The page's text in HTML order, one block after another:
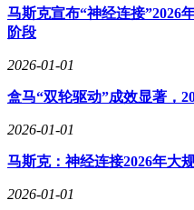
马斯克宣布“神经连接”2026
阶段
2026-01-01
盒马“双轮驱动”成效显著，
2026-01-01
马斯克：神经连接2026年大
2026-01-01